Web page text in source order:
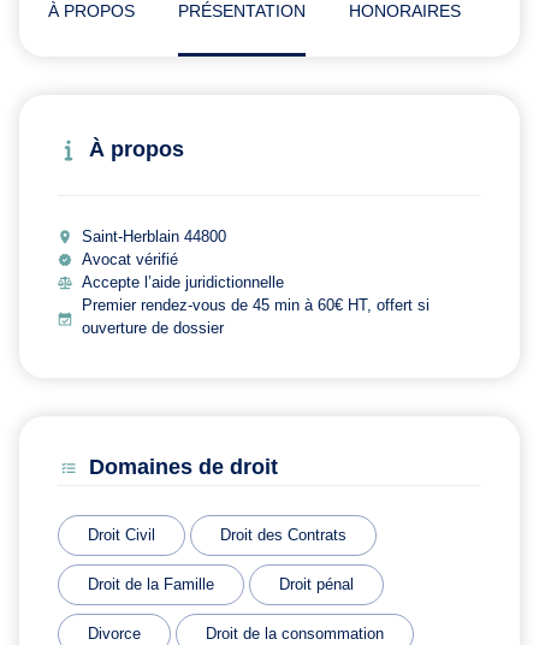
À PROPOS PRÉSENTATION HONORAIRES
À propos
Saint-Herblain 44800
Avocat vérifié
Accepte l’aide juridictionnelle
Premier rendez-vous de 45 min à 60€ HT, offert si
ouverture de dossier
Domaines de droit
Droit Civil Droit des Contrats
Droit de la Famille Droit pénal
Divorce Droit de la consommation